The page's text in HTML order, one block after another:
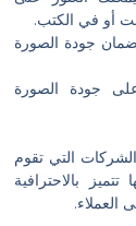
أو في الكتب.
جودة الصورة
جودة الصورة
التي تقوم
بالاحترافية
العملاء.